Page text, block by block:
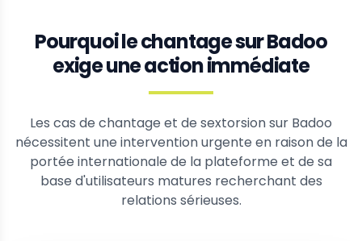
Pourquoi le chantage sur Badoo
exige une action immédiate
Les cas de chantage et de sextorsion sur Badoo
nécessitent une intervention urgente en raison de la
portée internationale de la plateforme et de sa
base d'utilisateurs matures recherchant des
relations sérieuses.